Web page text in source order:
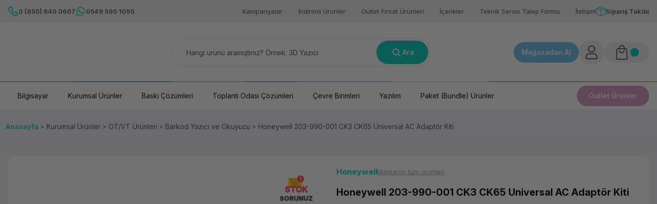
0 (850) 640 0607 0549 590 1095 Kampanyalar İndirimli Ürünler Outlet Fırsat Ürünleri İçerikler Teknik Servis Talep Formu İletişim Sipariş Takibi
Ara Mağazadan Al
Bilgisayar Kurumsal Ürünler Baskı Çözümleri Toplantı Odası Çözümleri Çevre Birimleri Yazılım Paket (Bundle) Ürünler Outlet Ürünler
Anasayfa Kurumsal Ürünler OT/VT Ürünleri Barkod Yazıcı ve Okuyucu Honeywell 203-990-001 CK3 CK65 Universal AC Adaptör Kiti
STOK
SORUNUZ
HoneywellMarkanın tüm ürünleri
Honeywell 203-990-001 CK3 CK65 Universal AC Adaptör Kiti